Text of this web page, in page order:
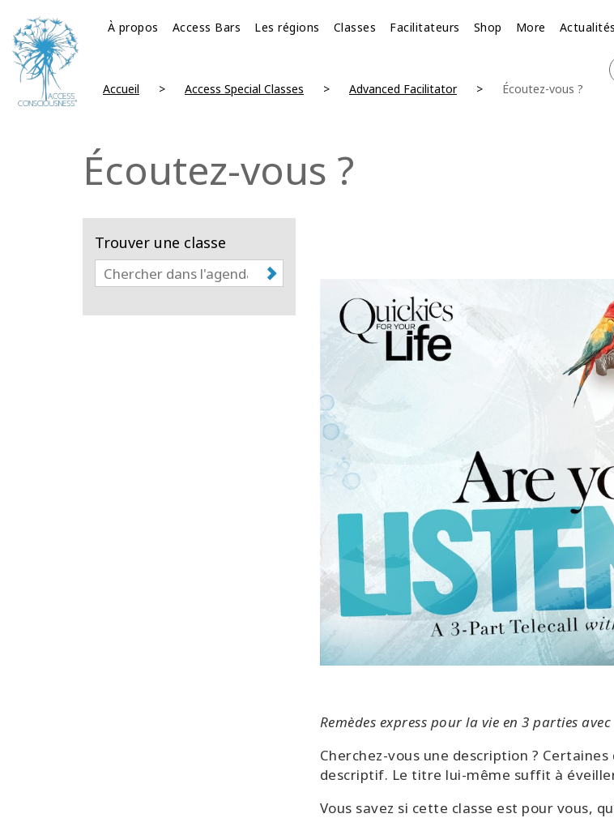
À propos Access Bars Les régions Classes Facilitateurs Shop More Actualités
Accueil Access Special Classes Advanced Facilitator Écoutez-vous ?
Écoutez-vous ?
Trouver une classe
Remèdes express pour la vie en 3 parties
Cherchez-vous une description ? Certaines
descriptif. Le titre lui-même suffit à
Vous savez si cette classe est pour vous,